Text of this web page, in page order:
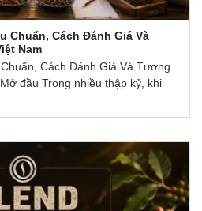
Chuẩn, Cách Đánh Giá Và
Nam
Cách Đánh Giá Và Tương
đầu Trong nhiều thập kỷ, khi